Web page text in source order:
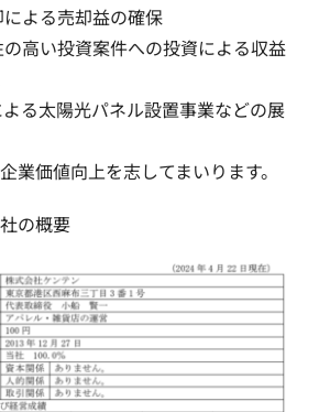
よる売却益の確保
高い投資案件への投資による収益
る太陽光パネル設置事業などの展
業価値向上を志してまいります。
の概要